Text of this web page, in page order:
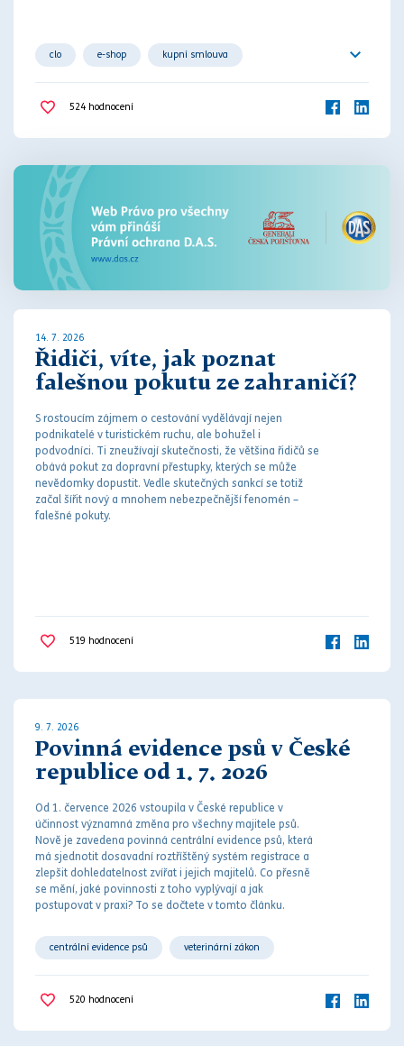
clo e-shop kupní smlouva
online tržiště
zahraničí
524 hodnocení
14. 7. 2026
Řidiči, víte, jak poznat
falešnou pokutu ze zahraničí?
S rostoucím zájmem o cestování vydělávají nejen
podnikatelé v turistickém ruchu, ale bohužel i
podvodníci. Ti zneužívají skutečnosti, že většina řidičů se
obává pokut za dopravní přestupky, kterých se může
nevědomky dopustit. Vedle skutečných sankcí se totiž
začal šířit nový a mnohem nebezpečnější fenomén –
falešné pokuty.
519 hodnocení
9. 7. 2026
Povinná evidence psů v České
republice od 1. 7. 2026
Od 1. července 2026 vstoupila v České republice v
účinnost významná změna pro všechny majitele psů.
Nově je zavedena povinná centrální evidence psů, která
má sjednotit dosavadní roztříštěný systém registrace a
zlepšit dohledatelnost zvířat i jejich majitelů. Co přesně
se mění, jaké povinnosti z toho vyplývají a jak
postupovat v praxi? To se dočtete v tomto článku.
centrální evidence psů veterinární zákon
520 hodnocení